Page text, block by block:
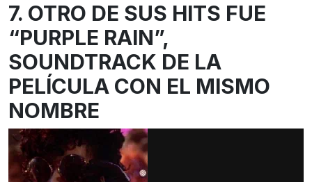
7. OTRO DE SUS HITS FUE
“PURPLE RAIN”,
SOUNDTRACK DE LA
PELÍCULA CON EL MISMO
NOMBRE